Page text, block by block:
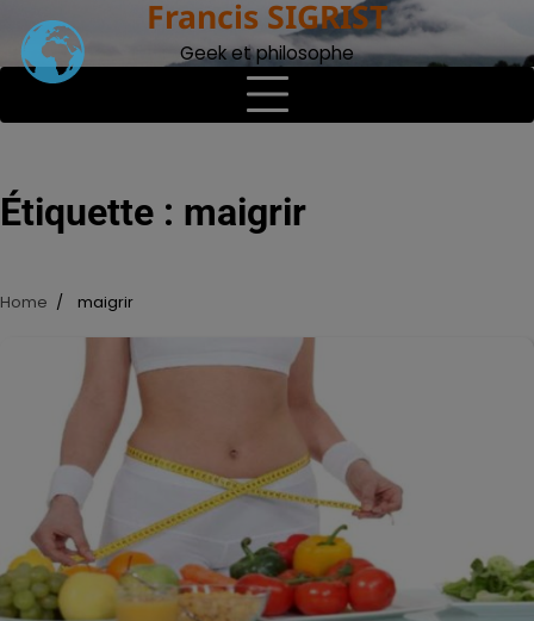
content
Francis SIGRIST
Geek et philosophe
Étiquette : maigrir
Home maigrir